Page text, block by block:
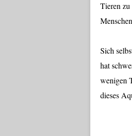
Tieren zu
Sich
hat
wenigen
dieses